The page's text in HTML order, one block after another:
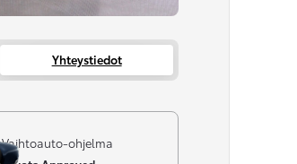
Yhteystiedot
Vaihtoauto-ohjelma